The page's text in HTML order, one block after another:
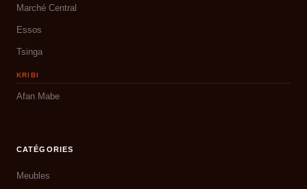
Marché Central
Essos
Tsinga
KRIBI
Afan Mabe
CATÉGORIES
Meubles